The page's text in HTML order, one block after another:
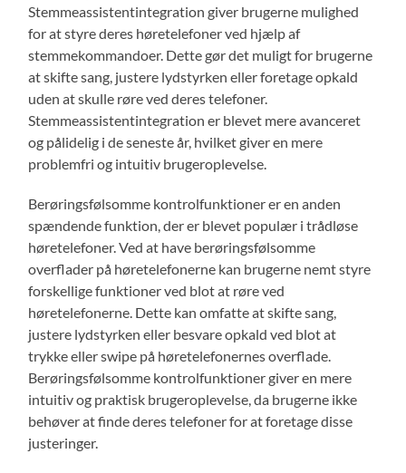
Stemmeassistentintegration giver brugerne mulighed
for at styre deres høretelefoner ved hjælp af
stemmekommandoer. Dette gør det muligt for brugerne
at skifte sang, justere lydstyrken eller foretage opkald
uden at skulle røre ved deres telefoner.
Stemmeassistentintegration er blevet mere avanceret
og pålidelig i de seneste år, hvilket giver en mere
problemfri og intuitiv brugeroplevelse.
Berøringsfølsomme kontrolfunktioner er en anden
spændende funktion, der er blevet populær i trådløse
høretelefoner. Ved at have berøringsfølsomme
overflader på høretelefonerne kan brugerne nemt styre
forskellige funktioner ved blot at røre ved
høretelefonerne. Dette kan omfatte at skifte sang,
justere lydstyrken eller besvare opkald ved blot at
trykke eller swipe på høretelefonernes overflade.
Berøringsfølsomme kontrolfunktioner giver en mere
intuitiv og praktisk brugeroplevelse, da brugerne ikke
behøver at finde deres telefoner for at foretage disse
justeringer.